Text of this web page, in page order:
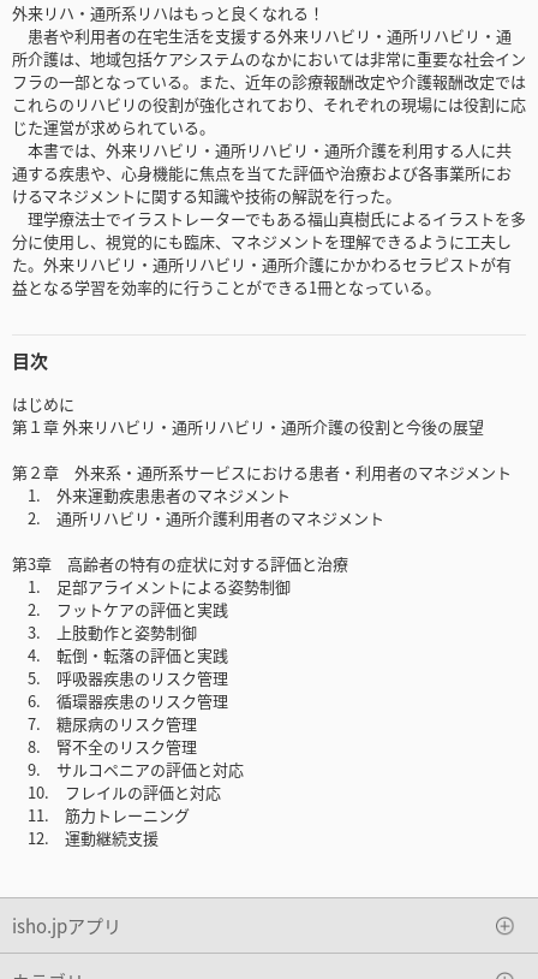
外来リハ・通所系リハはもっと良くなれる！
患者や利用者の在宅生活を支援する外来リハビリ・通所リハビリ・通
所介護は、地域包括ケアシステムのなかにおいては非常に重要な社会イン
フラの一部となっている。また、近年の診療報酬改定や介護報酬改定では
これらのリハビリの役割が強化されており、それぞれの現場には役割に応
じた運営が求められている。
本書では、外来リハビリ・通所リハビリ・通所介護を利用する人に共
通する疾患や、心身機能に焦点を当てた評価や治療および各事業所にお
けるマネジメントに関する知識や技術の解説を行った。
理学療法士でイラストレーターでもある福山真樹氏によるイラストを多
分に使用し、視覚的にも臨床、マネジメントを理解できるように工夫し
た。外来リハビリ・通所リハビリ・通所介護にかかわるセラピストが有
益となる学習を効率的に行うことができる1冊となっている。
目次
はじめに
第１章 外来リハビリ・通所リハビリ・通所介護の役割と今後の展望
第２章 外来系・通所系サービスにおける患者・利用者のマネジメント
1. 外来運動疾患患者のマネジメント
2. 通所リハビリ・通所介護利用者のマネジメント
第3章 高齢者の特有の症状に対する評価と治療
1. 足部アライメントによる姿勢制御
2. フットケアの評価と実践
3. 上肢動作と姿勢制御
4. 転倒・転落の評価と実践
5. 呼吸器疾患のリスク管理
6. 循環器疾患のリスク管理
7. 糖尿病のリスク管理
8. 腎不全のリスク管理
9. サルコペニアの評価と対応
10. フレイルの評価と対応
11. 筋力トレーニング
12. 運動継続支援
isho.jpアプリ